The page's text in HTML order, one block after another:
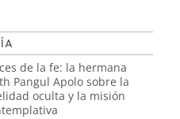
de la fe: la hermana
Pangul Apolo sobre la
oculta y la misión